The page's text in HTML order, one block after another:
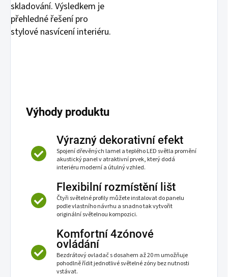
skladování. Výsledkem je
přehledné řešení pro
stylové nasvícení interiéru.
Výhody produktu
Výrazný dekorativní efekt
Spojení dřevěných lamel a teplého LED světla promění
akustický panel v atraktivní prvek, který dodá
interiéru moderní a útulný vzhled.
Flexibilní rozmístění lišt
Čtyři světelné profily můžete instalovat do panelu
podle vlastního návrhu a snadno tak vytvořit
originální světelnou kompozici.
Komfortní 4zónové
ovládání
Bezdrátový ovladač s dosahem až 20 m umožňuje
pohodlně řídit jednotlivé světelné zóny bez nutnosti
vstávat.